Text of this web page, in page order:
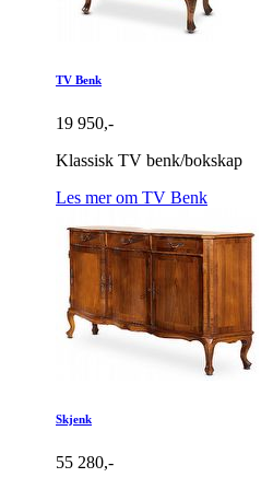
TV Benk
19 950,-
Klassisk TV benk/bokskap
Les mer om TV Benk
Skjenk
55 280,-